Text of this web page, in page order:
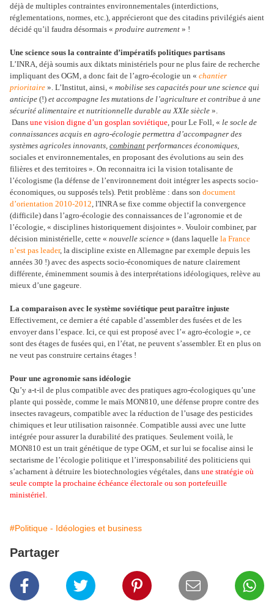
déjà de multiples contraintes environnementales (interdictions,
réglementations, normes, etc.), apprécieront que des citadins privilégiés aient
décidé qu’il faudra désormais « produire autrement » !
Une science sous la contrainte d’impératifs politiques partisans
L’INRA, déjà soumis aux diktats ministériels pour ne plus faire de recherche
impliquant des OGM, a donc fait de l’agro-écologie un « chantier
prioritaire ». L’Institut, ainsi, « mobilise ses capacités pour une science qui
anticipe (!) et accompagne les mutations de l’agriculture et contribue à une
sécurité alimentaire et nutritionnelle durable au XXIe siècle ».
Dans une vision digne d’un gosplan soviétique, pour Le Foll, « le socle de
connaissances acquis en agro-écologie permettra d’accompagner des
systèmes agricoles innovants, combinant performances économiques,
sociales et environnementales, en proposant des évolutions au sein des
filières et des territoires ». On reconnaitra ici la vision totalisante de
l’écologisme (la défense de l’environnement doit intégrer les aspects socio-
économiques, ou supposés tels). Petit problème : dans son document
d’orientation 2010-2012, l'INRA se fixe comme objectif la convergence
(difficile) dans l’agro-écologie des connaissances de l’agronomie et de
l’écologie, « disciplines historiquement disjointes ». Vouloir combiner, par
décision ministérielle, cette « nouvelle science » (dans laquelle la France
n’est pas leader, la discipline existe en Allemagne par exemple depuis les
années 30 !) avec des aspects socio-économiques de nature clairement
différente, éminemment soumis à des interprétations idéologiques, relève au
mieux d’une gageure.
La comparaison avec le système soviétique peut paraître injuste
Effectivement, ce dernier a été capable d’assembler des fusées et de les
envoyer dans l’espace. Ici, ce qui est proposé avec l’« agro-écologie », ce
sont des étages de fusées qui, en l’état, ne peuvent s’assembler. Et en plus on
ne veut pas construire certains étages !
Pour une agronomie sans idéologie
Qu’y a-t-il de plus compatible avec des pratiques agro-écologiques qu’une
plante qui possède, comme le maïs MON810, une défense propre contre des
insectes ravageurs, compatible avec la réduction de l’usage des pesticides
chimiques et leur utilisation raisonnée. Compatible aussi avec une lutte
intégrée pour assurer la durabilité des pratiques. Seulement voilà, le
MON810 est un trait génétique de type OGM, et sur lui se focalise ainsi le
sectarisme de l’écologie politique et l’irresponsabilité des politiciens qui
s’acharnent à détruire les biotechnologies végétales, dans une stratégie où
seule compte la prochaine échéance électorale ou son portefeuille
ministériel.
#Politique - Idéologies et business
Partager